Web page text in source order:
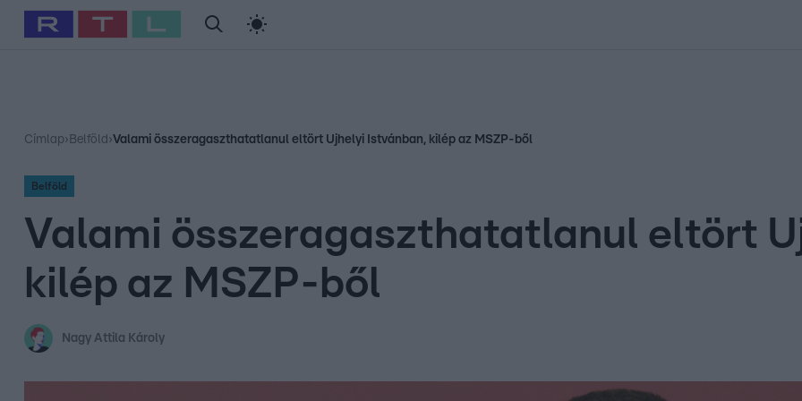
Babits Marcella Szellő István Most Wanted
Címlap› Belföld ›Valami összeragaszthatatlanul eltört Ujhelyi Istvánban, kilép az MSZP-ből
Belföld
Valami összeragaszthatatlanul eltört
kilép az MSZP-ből
Nagy Attila Károly